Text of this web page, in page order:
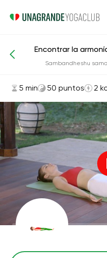
Asanas y ejercicios
Encontrar la
Sambandheshu
5 min 50 puntos 2